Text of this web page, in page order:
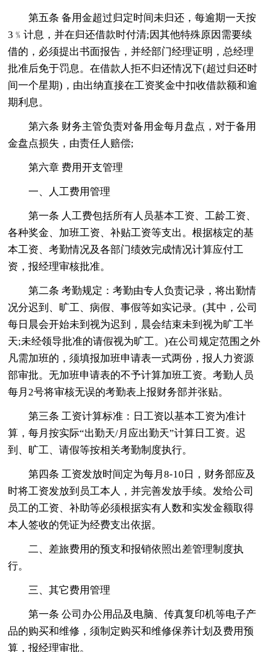
第五条 备用金超过归定时间未归还，每逾期一天按
3﹪计息，并在归还借款时付清;因其他特殊原因需要续
借的，必须提出书面报告，并经部门经理证明，总经理
批准后免于罚息。在借款人拒不归还情况下(超过归还时
间一个星期)，由出纳直接在工资奖金中扣收借款额和逾
期利息。
第六条 财务主管负责对备用金每月盘点，对于备用
金盘点损失，由责任人赔偿;
第六章 费用开支管理
一、人工费用管理
第一条 人工费包括所有人员基本工资、工龄工资、
各种奖金、加班工资、补贴工资等支出。根据核定的基
本工资、考勤情况及各部门绩效完成情况计算应付工
资，报经理审核批准。
第二条 考勤规定：考勤由专人负责记录，将出勤情
况分迟到、旷工、病假、事假等如实记录。(其中，公司
每日晨会开始未到视为迟到，晨会结束未到视为旷工半
天;未经领导批准的请假视为旷工。)在公司规定范围之外
凡需加班的，须填报加班申请表一式两份，报人力资源
部审批。无加班申请表的不予计算加班工资。考勤人员
每月2号将审核无误的考勤表上报财务部并张贴。
第三条 工资计算标准：日工资以基本工资为准计
算，每月按实际“出勤天/月应出勤天”计算日工资。迟
到、旷工、请假等按相关考勤制度执行。
第四条 工资发放时间定为每月8-10日，财务部应及
时将工资发放到员工本人，并完善发放手续。发给公司
员工的工资、补助等必须根据实有人数和实发金额取得
本人签收的凭证为经费支出依据。
二、差旅费用的预支和报销依照出差管理制度执
行。
三、其它费用管理
第一条 公司办公用品及电脑、传真复印机等电子产
品的购买和维修，须制定购买和维修保养计划及费用预
算，报经理审批。